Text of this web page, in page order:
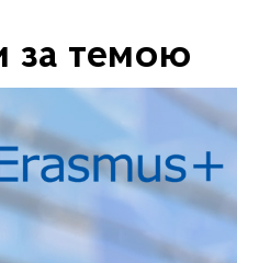
за темою